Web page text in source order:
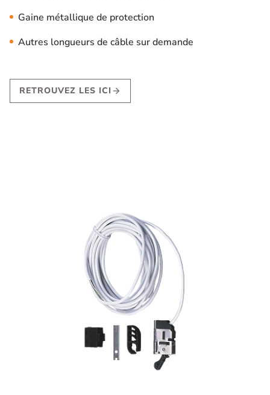
Gaine métallique de protection
Autres longueurs de câble sur demande
RETROUVEZ LES ICIarrow_forward